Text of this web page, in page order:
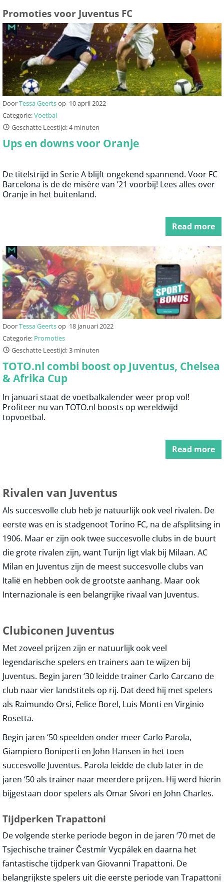
Promoties voor Juventus FC
DoorTessa Geertsop 10 april 2022
Categorie:Voetbal
Geschatte Leestijd: 4 minuten
Ups en downs voor Oranje
De titelstrijd in Serie A blijft ongekend spannend. Voor FC
Barcelona is de de misère van ’21 voorbij! Lees alles over
Oranje in het buitenland.
Read more
DoorTessa Geertsop 18 januari 2022
Categorie: Promoties
Geschatte Leestijd: 3 minuten
TOTO.nl combi boost op Juventus, Chelsea
& Afrika Cup
In januari staat de voetbalkalender weer prop vol!
Profiteer nu van TOTO.nl boosts op wereldwijd
topvoetbal.
Read more
Rivalen van Juventus
Als succesvolle club heb je natuurlijk ook veel rivalen. De
eerste was en is stadgenoot Torino FC, na de afsplitsing in
1906. Maar er zijn ook twee succesvolle clubs in de buurt
die grote rivalen zijn, want Turijn ligt vlak bij Milaan. AC
Milan en Juventus zijn de meest succesvolle clubs van
Italië en hebben ook de grootste aanhang. Maar ook
Internazionale is een belangrijke rivaal van Juventus.
Clubiconen Juventus
Met zoveel prijzen zijn er natuurlijk ook veel
legendarische spelers en trainers aan te wijzen bij
Juventus. Begin jaren ‘30 leidde trainer Carlo Carcano de
club naar vier landstitels op rij. Dat deed hij met spelers
als Raimundo Orsi, Felice Borel, Luis Monti en Virginio
Rosetta.
Begin jaren ‘50 speelden onder meer Carlo Parola,
Giampiero Boniperti en John Hansen in het toen
succesvolle Juventus. Parola leidde de club later in de
jaren ‘50 als trainer naar meerdere prijzen. Hij werd hierin
bijgestaan door spelers als Omar Sívori en John Charles.
Tijdperken Trapattoni
De volgende sterke periode begon in de jaren ‘70 met de
Tsjechische trainer Čestmír Vycpálek en daarna het
fantastische tijdperk van Giovanni Trapattoni. De
belangrijkste spelers uit die eerste periode van Trapattoni